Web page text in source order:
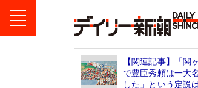
【関連記事】「関
で豊臣秀頼は一大
した」という定説